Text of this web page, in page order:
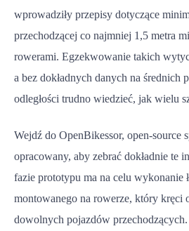
wprowadziły przepisy dotyczące
przechodzącej co najmniej 1,5 metra
rowerami. Egzekwowanie takich
a bez dokładnych danych na średnich
odległości trudno wiedzieć, jak wielu
Wejdź do OpenBikessor, open-source
opracowany, aby zebrać dokładnie te
fazie prototypu ma na celu wykonanie
montowanego na rowerze, który kręci
dowolnych pojazdów przechodzących.